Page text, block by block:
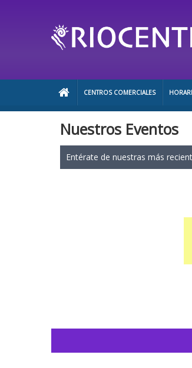
CENTROS COMERCIALES
Nuestros Eventos
Entérate de nuestras más